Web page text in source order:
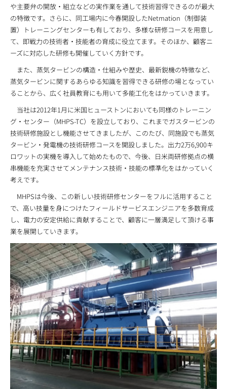
や主要弁の開放・組立などの実作業を通して技術習得できるのが最大
の特徴です。さらに、同工場内に今春開設したNetmation（制御装
置）トレーニングセンターも有しており、多様な研修コースを用意し
て、即戦力の技術者・技能者の育成に役立てます。そのほか、顧客ニ
ーズに対応した研修も開催していく方針です。
また、蒸気タービンの構造・仕組みや歴史、最新鋭機の特徴など、
蒸気タービンに関するあらゆる知識を習得できる研修の場となってい
ることから、広く社員教育にも用いて多能工化をはかっていきます。
当社は2012年1月に米国ヒューストンにおいても同様のトレーニン
グ・センター（MHPS-TC）を設立しており、これまでガスタービンの
技術研修施設とし機能させてきましたが、このたび、同施設でも蒸気
タービン・発電機の技術研修コースを開設しました。出力2万6,900キ
ロワットの実機を導入して始めたもので、今後、日米両研修拠点の横
串機能を充実させてメンテナンス技術・技能の標準化をはかっていく
考えです。
MHPSは今後、この新しい技術研修センターをフルに活用すること
で、高い技量を身につけたフィールドサービスエンジニアを多数育成
し、電力の安定供給に貢献することで、顧客に一層満足して頂ける事
業を展開していきます。